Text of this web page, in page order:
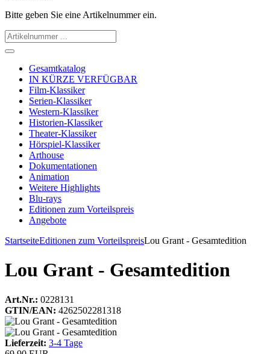
Bitte geben Sie eine Artikelnummer ein.
Gesamtkatalog
IN KÜRZE VERFÜGBAR
Film-Klassiker
Serien-Klassiker
Western-Klassiker
Historien-Klassiker
Theater-Klassiker
Hörspiel-Klassiker
Arthouse
Dokumentationen
Animation
Weitere Highlights
Blu-rays
Editionen zum Vorteilspreis
Angebote
StartseiteEditionen zum VorteilspreisLou Grant - Gesamtedition
Lou Grant - Gesamtedition
Art.Nr.: 0228131
GTIN/EAN: 4262502281318
Lieferzeit: 3-4 Tage